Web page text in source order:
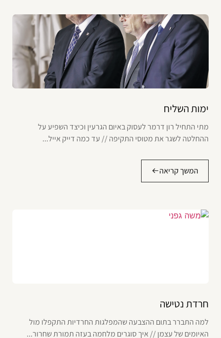
ימות השליח
מתי התחיל רון דרמר לעסוק באיום הגרעין וכיצד השפיע על
ההחלטה לשגר את מטוסי התקיפה // עד כמה דייק אייל...
המשך קריאה
חרדת נטישה
למה התברר בתום ההצבעה שהמפלגות החרדיות התקפלו מול
האיומים של עצמן // איך סוגרים מלחמה בעזה תמורת שחרור...